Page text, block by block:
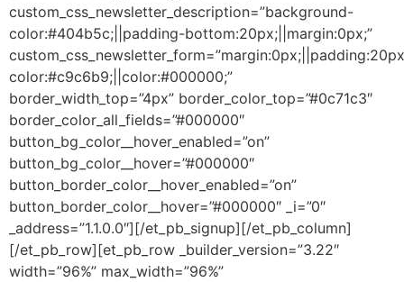
custom_css_newsletter_description=”background-
color:#404b5c;||padding-bottom:20px;||margin:0px;”
color:#c9c6b9;||color:#000000;”
border_width_top=”4px” border_color_top=”#0c71c3″
border_color_all_fields=”#000000″
button_bg_color__hover_enabled=”on”
button_bg_color__hover=”#000000″
button_border_color__hover_enabled=”on”
button_border_color__hover=”#000000″ _i=”0″
_address=”1.1.0.0″][/et_pb_signup][/et_pb_column]
[/et_pb_row][et_pb_row _builder_version=”3.22″
width=”96%” max_width=”96%”